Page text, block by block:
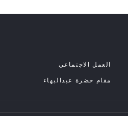
العمل الاجتماعي
مقام حضرة عبدالبهاء